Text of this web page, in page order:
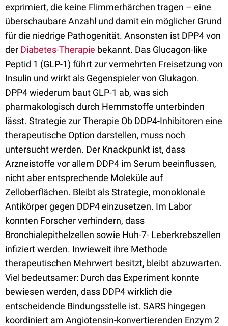
exprimiert, die keine Flimmerhärchen tragen – eine
überschaubare Anzahl und damit ein möglicher Grund
für die niedrige Pathogenität. Ansonsten ist DPP4 von
der Diabetes-Therapie bekannt. Das Glucagon-like
Peptid 1 (GLP-1) führt zur vermehrten Freisetzung von
Insulin und wirkt als Gegenspieler von Glukagon.
DPP4 wiederum baut GLP-1 ab, was sich
pharmakologisch durch Hemmstoffe unterbinden
lässt. Strategie zur Therapie Ob DDP4-Inhibitoren eine
therapeutische Option darstellen, muss noch
untersucht werden. Der Knackpunkt ist, dass
Arzneistoffe vor allem DDP4 im Serum beeinflussen,
nicht aber entsprechende Moleküle auf
Zelloberflächen. Bleibt als Strategie, monoklonale
Antikörper gegen DDP4 einzusetzen. Im Labor
konnten Forscher verhindern, dass
Bronchialepithelzellen sowie Huh-7- Leberkrebszellen
infiziert werden. Inwieweit ihre Methode
therapeutischen Mehrwert besitzt, bleibt abzuwarten.
Viel bedeutsamer: Durch das Experiment konnte
bewiesen werden, dass DDP4 wirklich die
entscheidende Bindungsstelle ist. SARS hingegen
koordiniert am Angiotensin-konvertierenden Enzym 2